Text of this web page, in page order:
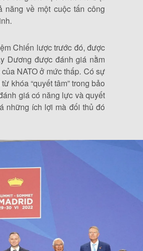
năng về một cuộc tấn công
Chiến lược trước đó, được
Dương được đánh giá nằm
NATO ở mức thấp. Có sự
khóa “quyết tâm” trong bảo
giá có năng lực và quyết
những ích lợi mà đối thủ đó